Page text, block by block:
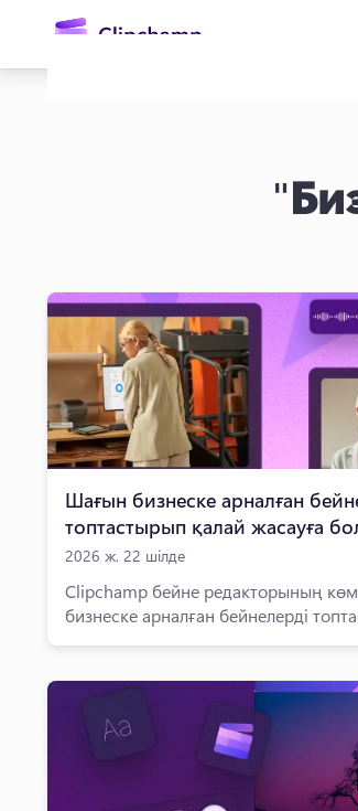
Жүйеге
Тегін
"
Шағын бизнеске арналған
топтастырып қалай жасауға
2026 ж. 22 шілде
Clipchamp бейне редакторының
бизнеске арналған бейнелерді